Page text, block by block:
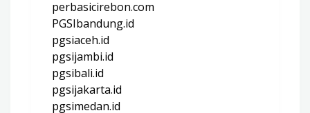
perbasicirebon.com
PGSIbandung.id
pgsiaceh.id
pgsijambi.id
pgsibali.id
pgsijakarta.id
pgsimedan.id